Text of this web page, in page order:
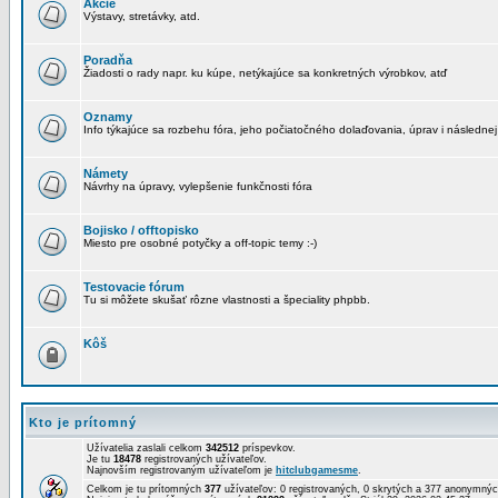
Akcie
Výstavy, stretávky, atd.
Poradňa
Žiadosti o rady napr. ku kúpe, netýkajúce sa konkretných výrobkov, atď
Oznamy
Info týkajúce sa rozbehu fóra, jeho počiatočného dolaďovania, úprav i následnej
Námety
Návrhy na úpravy, vylepšenie funkčnosti fóra
Bojisko / offtopisko
Miesto pre osobné potyčky a off-topic temy :-)
Testovacie fórum
Tu si môžete skušať rôzne vlastnosti a špeciality phpbb.
Kôš
Kto je prítomný
Užívatelia zaslali celkom 342512 príspevkov.
Je tu 18478 registrovaných užívateľov.
Najnovším registrovaným užívateľom je hitclubgamesme.
Celkom je tu prítomných 377 užívateľov: 0 registrovaných, 0 skrytých a 377